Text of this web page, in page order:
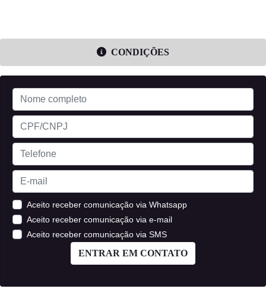
CONDIÇÕES
Aceito receber comunicação via Whatsapp
Aceito receber comunicação via e-mail
Aceito receber comunicação via SMS
ENTRAR EM CONTATO